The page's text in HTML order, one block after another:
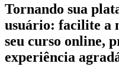
Tornando sua
usuário: facilite a
seu curso online,
experiência